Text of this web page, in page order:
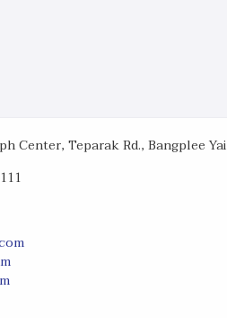
Center, Teparak Rd., Bangplee